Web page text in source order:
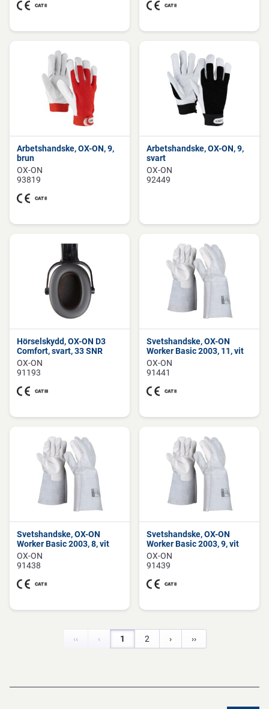
Arbetshandske, OX-ON, 9,
brun
OX-ON
93819
Arbetshandske, OX-ON, 9,
svart
OX-ON
92449
Hörselskydd, OX-ON D3
Comfort, svart, 33 SNR
OX-ON
91193
Svetshandske, OX-ON
Worker Basic 2003, 11, vit
OX-ON
91441
Svetshandske, OX-ON
Worker Basic 2003, 8, vit
OX-ON
91438
Svetshandske, OX-ON
Worker Basic 2003, 9, vit
OX-ON
91439
‹‹ ‹ 1 2 › ››